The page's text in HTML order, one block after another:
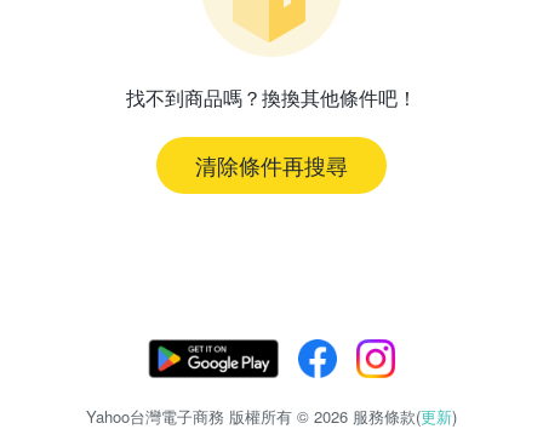
找不到商品嗎？換換其他條件吧！
清除條件再搜尋
Yahoo台灣電子商務 版權所有 © 2026 服務條款(更新)